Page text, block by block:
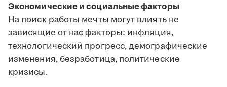
Экономические и социальные факторы
На поиск работы мечты могут влиять не
зависящие от нас факторы: инфляция,
технологический прогресс, демографические
изменения, безработица, политические
кризисы.